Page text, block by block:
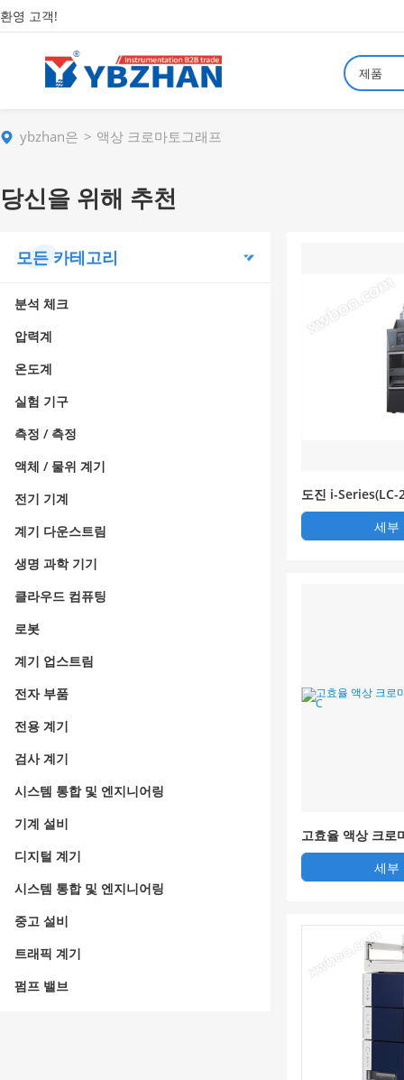
환영 고객!
제품
ybzhan은 액상 크로마토그래프
당신을 위해 추천
모든 카테고리
분석 체크
압력계
온도계
실험 기구
측정 / 측정
액체 / 물위 계기
전기 기계
계기 다운스트림
생명 과학 기기
클라우드 컴퓨팅
로봇
계기 업스트림
전자 부품
전용 계기
검사 계기
시스템 통합 및 엔지니어링
기계 설비
디지털 계기
시스템 통합 및 엔지니어링
중고 설비
트래픽 계기
펌프 밸브
도진 i-Series(LC-
상 크로마토그래
세부
고효율 액상 크로
C-16C
세부